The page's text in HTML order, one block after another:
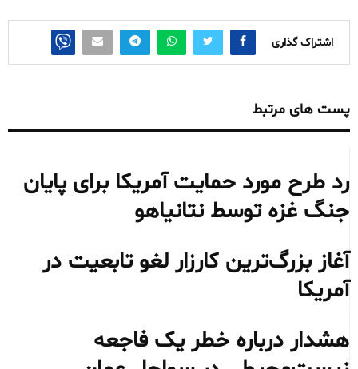
اشتراک گذاری
پست های مرتبط
رد طرح مورد حمایت آمریکا برای پایان
جنگ غزه توسط نتانیاهو
آغاز بزرگ‌ترین کارزار لغو تابعیت در
آمریکا
هشدار درباره خطر یک فاجعه